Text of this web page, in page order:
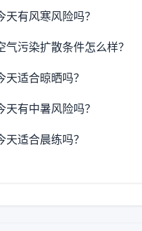
有风寒风险吗？
污染扩散条件怎么样？
适合晾晒吗？
有中暑风险吗？
适合晨练吗？